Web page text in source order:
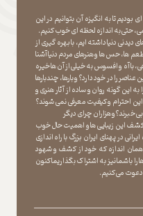
بودیم تا به انگیزه آن بتوانیم در این
، حتی به اندازه لحظه ای خوب کنیم.
دنیا داشته ایم، با بهره گیری از
ها ، حس ها و هنرهای مردم دنیا آشنا
، با آه و افسوس به خیلی از آن ها خیره
را در خود دارد؟ و بارها ، چندبارها
این گونه روان و ساده از آثار هنری و
این احترام و کیفیت معرفی نمی شوند؟
خبرند؟و هزاران چرای دیگر
این زیبایی ها و اهمیت حال خوب
در پهنای ایران بزرگ با راه اندازی
همان اندازه که خود از کشف و شهود
با شما نیز به اشتراک بگذاریماکنون
دعوت می کنیم.